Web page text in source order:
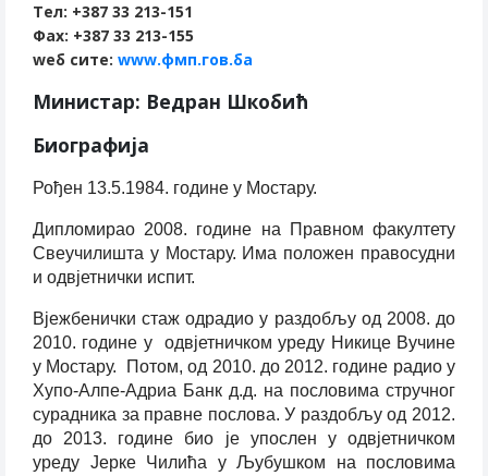
Тел: +387 33 213-151
Фаx: +387 33 213-155
wеб сите: www.фмп.гов.ба
Министар: Ведран Шкобић
Биографија
Рођен 13.5.1984. године у Мостару.
Дипломирао 2008. године на Правном факултету
Свеучилишта у Мостару. Има положен правосудни
и одвјетнички испит.
Вјежбенички стаж одрадио у раздобљу од 2008. до
2010. године у одвјетничком уреду Никице Вучине
у Мостару. Потом, од 2010. до 2012. године радио у
Хyпо-Алпе-Адриа Банк д.д. на пословима стручног
сурадника за правне послова. У раздобљу од 2012.
до 2013. године био је упослен у одвјетничком
уреду Јерке Чилића у Љубушком на пословима